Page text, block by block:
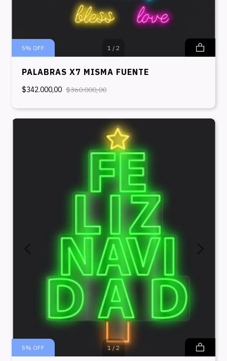
1 / 2
5% OFF
PALABRAS X7 MISMA FUENTE
$342.000,00 $360.000,00
1/2
5% OFF